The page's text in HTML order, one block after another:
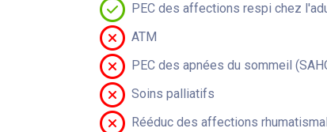
PEC des affections respi chez
ATM
PEC des apnées du sommeil
Soins palliatifs
Rééduc des affections